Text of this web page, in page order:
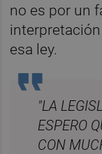
no es por un
esa ley.
"LA
ESPERO
CON